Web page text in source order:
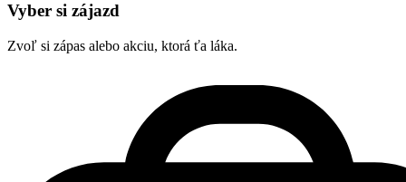
Vyber si zájazd
Zvoľ si zápas alebo akciu, ktorá ťa láka.